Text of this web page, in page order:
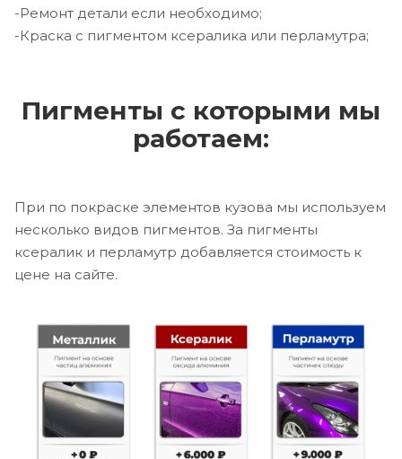
-Ремонт детали если необходимо;
-Краска с пигментом ксералика или перламутра;
Пигменты с которыми мы
работаем:
При по покраске элементов кузова мы используем
несколько видов пигментов. За пигменты
ксералик и перламутр добавляется стоимость к
цене на сайте.